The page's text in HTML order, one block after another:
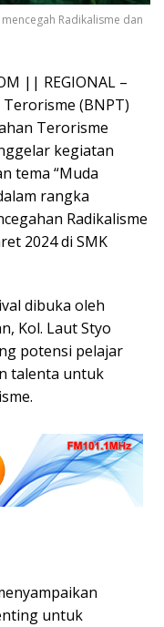
Radikalisme dan
|| REGIONAL –
(BNPT)
Terorisme
kegiatan
tema “Muda
rangka
Radikalisme
2024 di SMK
dibuka oleh
Kol. Laut Styo
potensi pelajar
talenta untuk
untuk